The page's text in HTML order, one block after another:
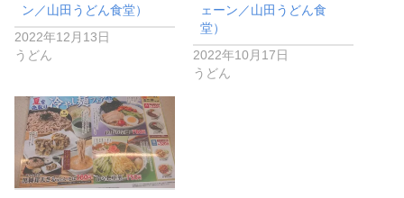
ン／山田うどん食堂）
2022年12月13日
うどん
ェーン／山田うどん食
堂）
2022年10月17日
うどん